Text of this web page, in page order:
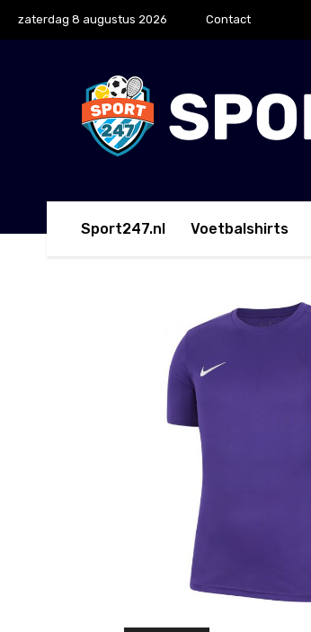
zaterdag 8 augustus 2026 Contact
Sport247.nl Voetbalshirts